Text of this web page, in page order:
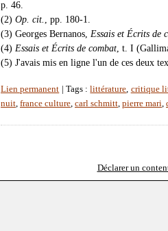
p. 46.
(2) Op. cit.
, pp. 180-1.
(3) Georges Bernanos, Essais et Écrits de
(4) Essais et Écrits de combat , t. I
(5) J'avais mis en ligne l'un de ces deux
Lien permanent | Tags :littérature, critique
nuit, france culture, carl schmitt, pierre mari,
Déclarer un